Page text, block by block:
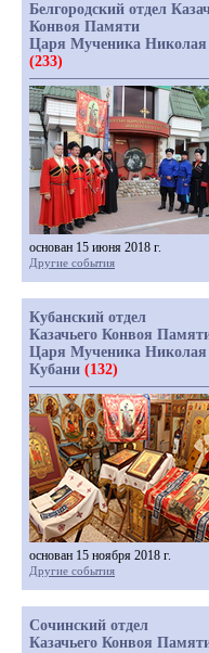
Белгородский отдел
Конвоя Памяти
Царя Мученика
(233)
основан 15 июня 2018 г.
Другие события
Кубанский отдел
Казачьего Конвоя
Царя Мученика
Кубани (132)
основан 15 ноября 2018 г.
Другие события
Сочинский отдел
Казачьего Конвоя